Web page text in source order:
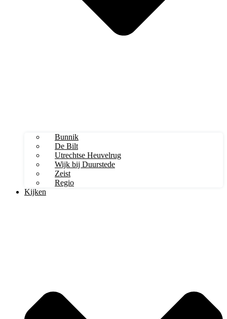
Bunnik
De Bilt
Utrechtse Heuvelrug
Wijk bij Duurstede
Zeist
Regio
Kijken